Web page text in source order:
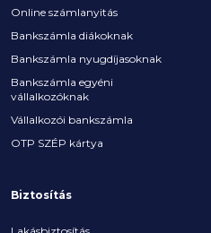
Online számlanyitás
Bankszámla diákoknak
Bankszámla nyugdíjasoknak
Bankszámla egyéni
vállalkozóknak
Vállalkozói bankszámla
OTP SZÉP kártya
Biztosítás